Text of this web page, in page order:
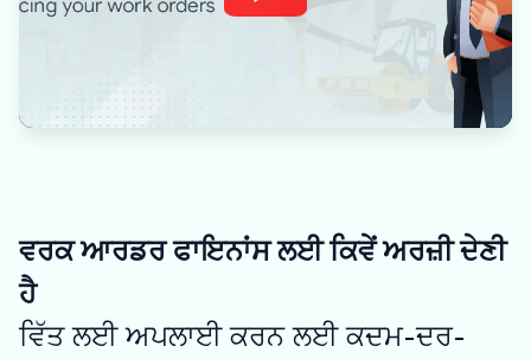
ਵਰਕ ਆਰਡਰ ਫਾਇਨਾਂਸ ਲਈ ਕਿਵੇਂ ਅਰਜ਼ੀ ਦੇਣੀ
ਹੈ
ਵਿੱਤ ਲਈ ਅਪਲਾਈ ਕਰਨ ਲਈ ਕਦਮ-ਦਰ-